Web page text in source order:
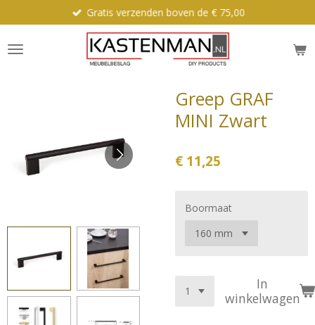
direct
naar
de
Gratis verzenden boven de € 75,00
Greep GRAF
MINI Zwart
€ 11,25
Boormaat
In
winkelwagen